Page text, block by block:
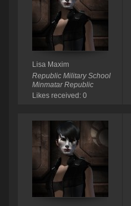
Lisa Maxim
Republic Military School
Minmatar Republic
Likes received: 0